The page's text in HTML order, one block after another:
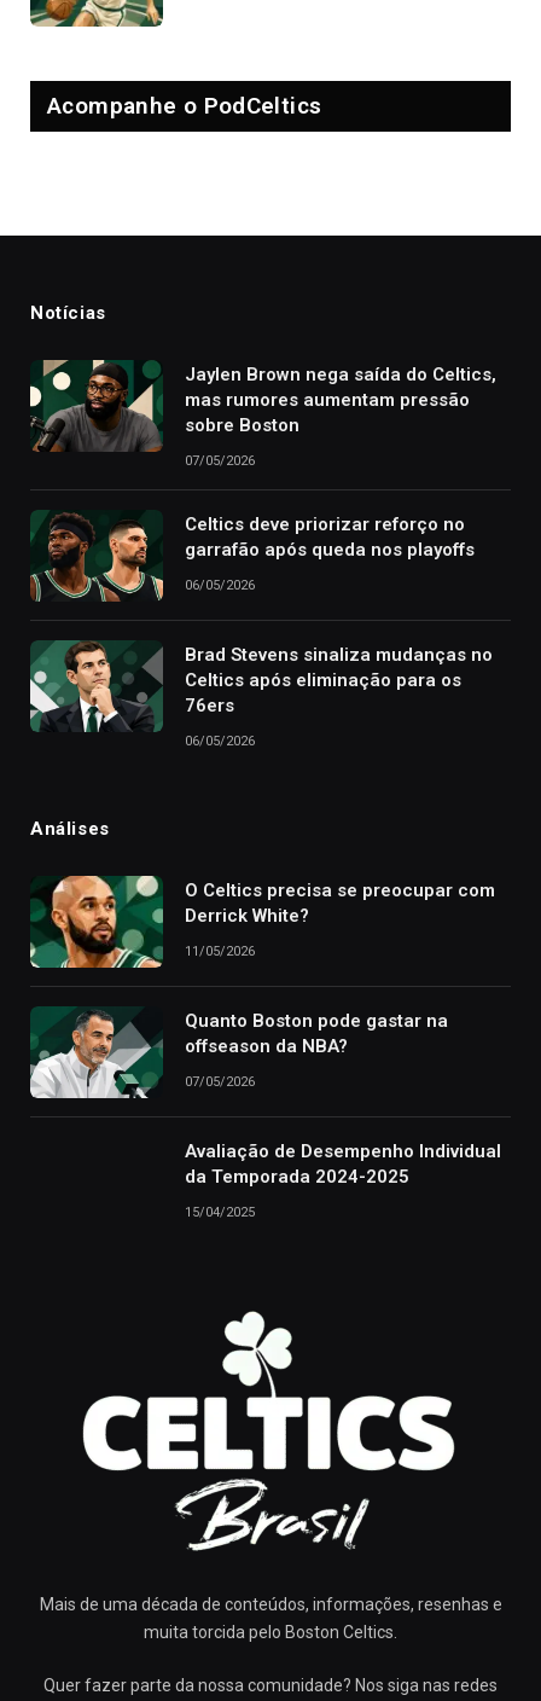
Acompanhe o PodCeltics
Notícias
Jaylen Brown nega saída do Celtics,
mas rumores aumentam pressão
sobre Boston
07/05/2026
Celtics deve priorizar reforço no
garrafão após queda nos playoffs
06/05/2026
Brad Stevens sinaliza mudanças no
Celtics após eliminação para os
76ers
06/05/2026
Análises
O Celtics precisa se preocupar com
Derrick White?
11/05/2026
Quanto Boston pode gastar na
offseason da NBA?
07/05/2026
Avaliação de Desempenho Individual
da Temporada 2024-2025
15/04/2025
Mais de uma década de conteúdos, informações, resenhas e
muita torcida pelo Boston Celtics.
Quer fazer parte da nossa comunidade? Nos siga nas redes